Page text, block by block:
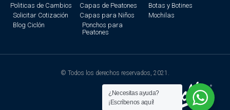
Politicas de Cambios
Solicitar Cotización
Blog Ciclón
Capas de Peatones
Capas para Niños
Ponchos para
Peatones
Botas y Botines
Mochilas
© Todos los derechos reservados, 2021.
¿Necesitas ayuda?
¡Escríbenos aquí!